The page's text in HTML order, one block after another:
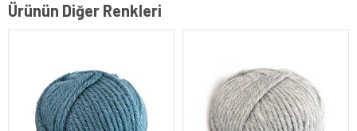
Ürünün Diğer Renkleri